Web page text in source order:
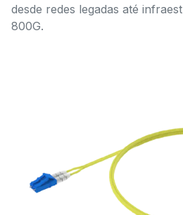
desde redes legadas até
800G.